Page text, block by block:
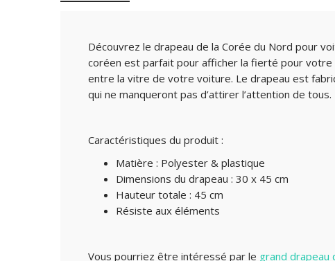
Découvrez le drapeau de la Corée du Nord pour
coréen est parfait pour afficher la fierté pour votre
entre la vitre de votre voiture. Le drapeau est
qui ne manqueront pas d’attirer l’attention de tous.
Caractéristiques du produit :
Matière : Polyester & plastique
Dimensions du drapeau : 30 x 45 cm
Hauteur totale : 45 cm
Résiste aux éléments
Vous pourriez être intéressé par le grand drapeau